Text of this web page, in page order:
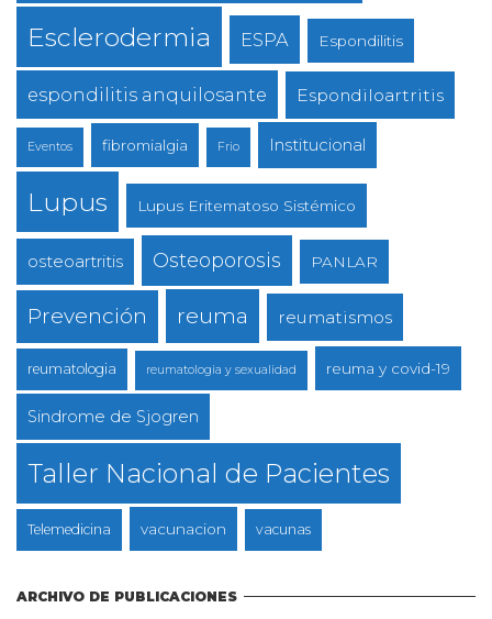
Esclerodermia ESPA Espondilitis
espondilitis anquilosante Espondiloartritis
Eventos fibromialgia Frio Institucional
Lupus Lupus Eritematoso Sistémico
osteoartritis Osteoporosis PANLAR
Prevención reuma reumatismos
reumatologia reumatologia y sexualidad reuma y covid-19
Sindrome de Sjogren
Taller Nacional de Pacientes
Telemedicina vacunacion vacunas
ARCHIVO DE PUBLICACIONES